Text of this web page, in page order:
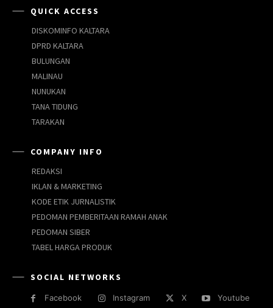
QUICK ACCESS
DISKOMINFO KALTARA
DPRD KALTARA
BULUNGAN
MALINAU
NUNUKAN
TANA TIDUNG
TARAKAN
COMPANY INFO
REDAKSI
IKLAN & MARKETING
KODE ETIK JURNALISTIK
PEDOMAN PEMBERITAAN RAMAH ANAK
PEDOMAN SIBER
TABEL HARGA PRODUK
SOCIAL NETWORKS
Facebook Instagram X Youtube